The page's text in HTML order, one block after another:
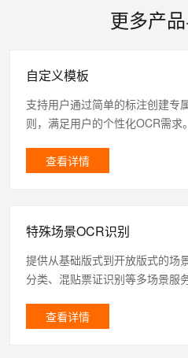
更多产
自定义模板
支持用户通过简单的标注创建专
则，满足用户的个性化OCR需求。
查看详情
特殊场景OCR识别
提供从基础版式到开放版式的场
分类、混贴票证识别等多场景服务
查看详情